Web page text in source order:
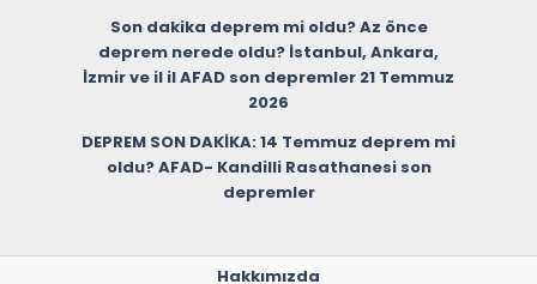
Son dakika deprem mi oldu? Az önce
deprem nerede oldu? İstanbul, Ankara,
İzmir ve il il AFAD son depremler 21 Temmuz
2026
DEPREM SON DAKİKA: 14 Temmuz deprem mi
oldu? AFAD- Kandilli Rasathanesi son
depremler
Hakkımızda